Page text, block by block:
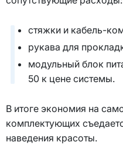
стяжки и кабель-
рукава для
модульный блок
50 к цене системы.
В итоге экономия на
комплектующих
наведения красоты.